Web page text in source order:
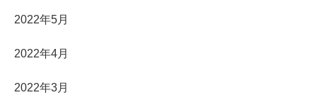
2022年5月
2022年4月
2022年3月